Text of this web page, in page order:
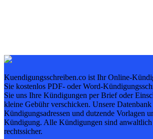
Kuendigungsschreiben.co ist Ihr Online-
Sie kostenlos PDF- oder Word-
Sie uns Ihre Kündigungen per Brief oder
kleine Gebühr verschicken. Unsere Datenbank
Kündigungsadressen und dutzende Vorlagen
Kündigung. Alle Kündigungen sind anwaltlich
rechtssicher.